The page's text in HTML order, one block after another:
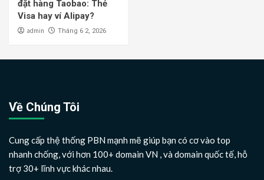
đặt hàng Taobao: Thẻ
Visa hay ví Alipay?
admin Tháng 6 2, 2026
Về Chúng Tôi
Cung cấp thệ thống PBN mạnh mẽ giúp bạn có cơ vào top
nhanh chống, với hơn 100+ domain VN , và domain quốc tế, hỗ
trợ 30+ lĩnh vực khác nhau.